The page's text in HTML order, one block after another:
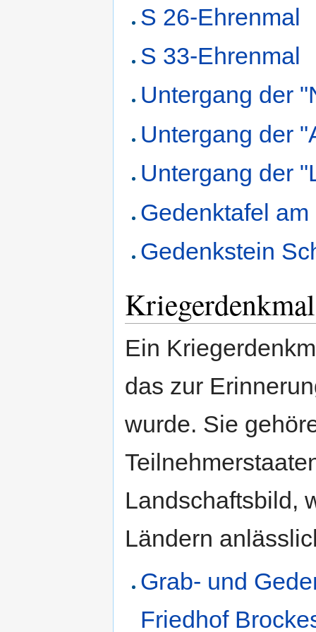
S 26-Ehrenmal
S 33-Ehrenmal
Untergang der
Untergang der
Untergang der
Gedenktafel
Gedenkstein
Kriegerdenkmal
Ein
das zur
wurde. Sie
Landschaftsbild,
Ländern
Grab- und
Friedhof